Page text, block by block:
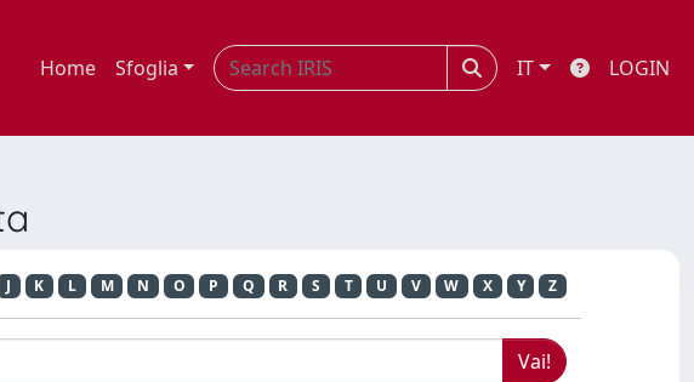
Home Sfoglia IT LOGIN
J K L M N O P Q R S T U V W X Y Z